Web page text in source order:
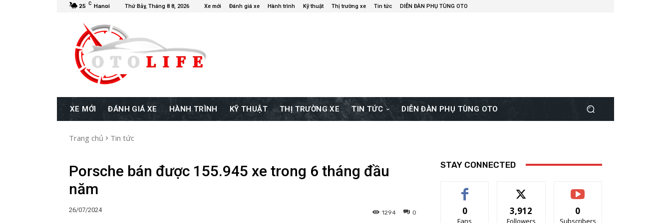
25 C Hanoi Thứ Bảy, Tháng 8 8, 2026 Xe mới Đánh giá xe Hành trình Kỹ thuật Thị trường xe Tin tức DIỄN ĐÀN PHỤ TÙNG OTO
XE MỚI ĐÁNH GIÁ XE HÀNH TRÌNH KỸ THUẬT THỊ TRƯỜNG XE TIN TỨC DIỄN ĐÀN PHỤ TÙNG OTO
Trang chủ Tin tức
Porsche bán được 155.945 xe trong 6 tháng đầu
năm
26/07/2024 0
1294
STAY CONNECTED
0
Fans
3,912
Followers
0
Subscribers